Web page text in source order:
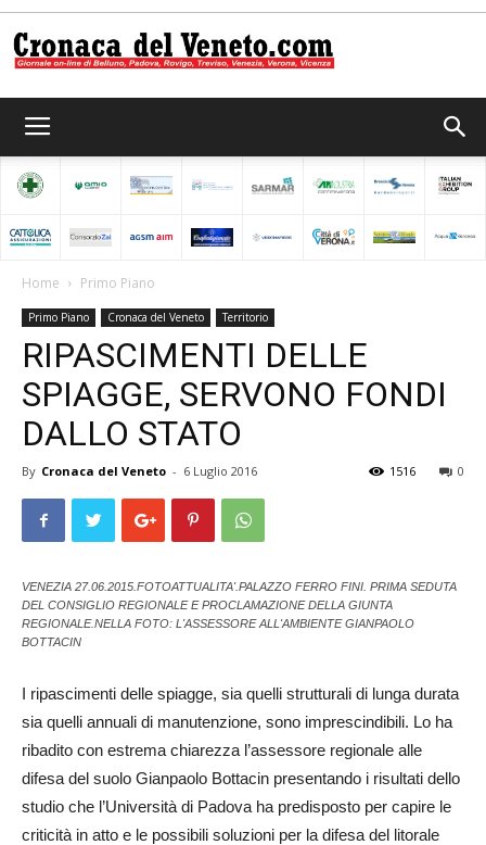
del
Veneto
Home Primo Piano
Primo Piano Cronaca del Veneto Territorio
RIPASCIMENTI DELLE
SPIAGGE, SERVONO FONDI
DALLO STATO
By Cronaca del Veneto - 6 Luglio 2016 0
1516
VENEZIA 27.06.2015.FOTOATTUALITA'.PALAZZO FERRO FINI. PRIMA SEDUTA
DEL CONSIGLIO REGIONALE E PROCLAMAZIONE DELLA GIUNTA
REGIONALE.NELLA FOTO: L'ASSESSORE ALL'AMBIENTE GIANPAOLO
BOTTACIN
I ripascimenti delle spiagge, sia quelli strutturali di lunga durata
sia quelli annuali di manutenzione, sono imprescindibili. Lo ha
ribadito con estrema chiarezza l’assessore regionale alle
difesa del suolo Gianpaolo Bottacin presentando i risultati dello
studio che l’Università di Pa­dova ha predisposto per capire le
criticità in atto e le possibili soluzioni per la difesa del litorale